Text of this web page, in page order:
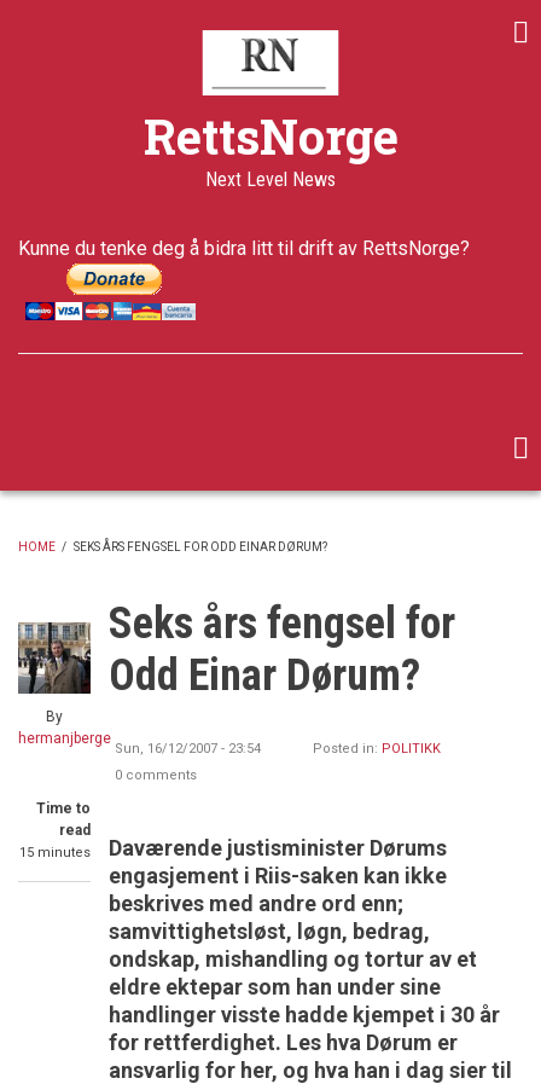
RettsNorge
Next Level News
Kunne du tenke deg å bidra litt til drift av RettsNorge?
HOME / SEKS ÅRS FENGSEL FOR ODD EINAR DØRUM?
By
hermanjberge
Time to
read
15 minutes
Last
updated
5 years ago
Seks års fengsel for
Odd Einar Dørum?
Sun, 16/12/2007 - 23:54 Posted in: POLITIKK
0 comments
Daværende justisminister Dørums
engasjement i Riis-saken kan ikke
beskrives med andre ord enn;
samvittighetsløst, løgn, bedrag,
ondskap, mishandling og tortur av et
eldre ektepar som han under sine
handlinger visste hadde kjempet i 30 år
for rettferdighet. Les hva Dørum er
ansvarlig for her, og hva han i dag sier til